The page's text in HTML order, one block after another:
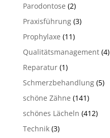
Parodontose (2)
Praxisführung(3)
Prophylaxe (11)
Qualitätsmanagement(4)
Reparatur(1)
Schmerzbehandlung(5)
schöne Zähne (141)
schönes Lächeln (412)
Technik(3)